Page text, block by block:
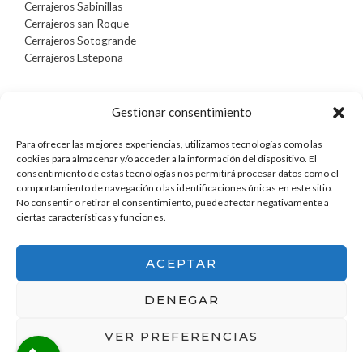
Gestionar consentimiento
Para ofrecer las mejores experiencias, utilizamos tecnologías como las
cookies para almacenar y/o acceder a la información del dispositivo. El
consentimiento de estas tecnologías nos permitirá procesar datos como el
comportamiento de navegación o las identificaciones únicas en este sitio.
No consentir o retirar el consentimiento, puede afectar negativamente a
ciertas características y funciones.
ACEPTAR
DENEGAR
VER PREFERENCIAS
Cerrajeros Sabinillas
Cerrajeros san Roque
Cerrajeros Sotogrande
Cerrajeros Estepona
OTROS LINKS DE INTERÉS
Cerrajeros Madrid
Reparacion cajas fuertes Madrid
Apertura cajas fuertes Madrid
Cabinas Audiométricas
Veterinario en Aguilar de Campoo
PROFESIONALES | Powered by CERRAJEROS ALGECIRAS